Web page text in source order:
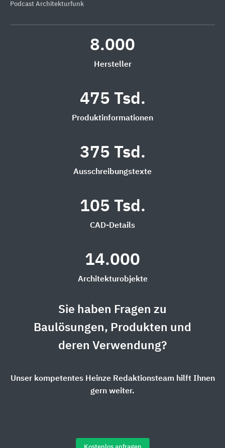
Podcast Architekturfunk
8.000
Hersteller
475 Tsd.
Produktinformationen
375 Tsd.
Ausschreibungstexte
105 Tsd.
CAD-Details
14.000
Architekturobjekte
Sie haben Fragen zu
Baulösungen, Produkten und
deren Verwendung?
Unser kompetentes Heinze Redaktionsteam hilft Ihnen
gern weiter.